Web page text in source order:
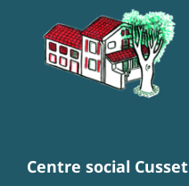
Centre social Cusset